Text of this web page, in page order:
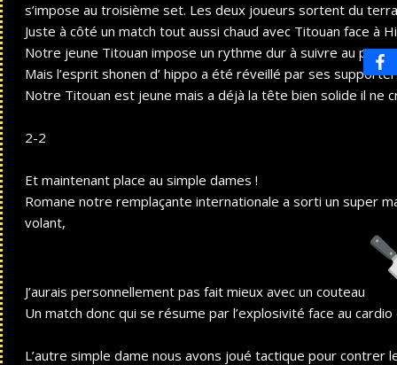
s’impose au troisième set. Les deux joueurs sortent du
Juste à côté un match tout aussi chaud avec Titouan face à
Notre jeune Titouan impose un rythme dur à suivre au
Mais l’esprit shonen d’ hippo a été réveillé par ses
Notre Titouan est jeune mais a déjà la tête bien solide il ne
2-2
Et maintenant place au simple dames !
Romane notre remplaçante internationale a sorti un super
volant,
J’aurais personnellement pas fait mieux avec un couteau
Un match donc qui se résume par l’explosivité face au
L’autre simple dame nous avons joué tactique pour